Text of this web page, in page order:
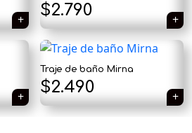
$2.790
Traje de baño Mirna
$2.490
está vacío.
producto y aparecerá acá
automáticamente.